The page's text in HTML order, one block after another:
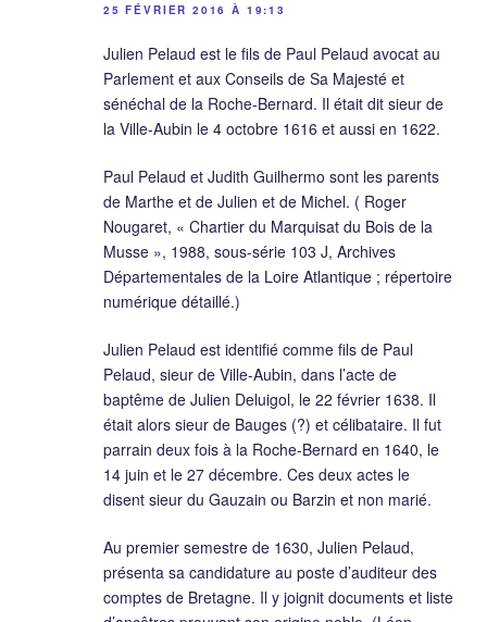
25 FÉVRIER 2016 À 19:13
Julien Pelaud est le fils de Paul Pelaud avocat au
Parlement et aux Conseils de Sa Majesté et
sénéchal de la Roche-Bernard. Il était dit sieur de
la Ville-Aubin le 4 octobre 1616 et aussi en 1622.
Paul Pelaud et Judith Guilhermo sont les parents
de Marthe et de Julien et de Michel. ( Roger
Nougaret, « Chartier du Marquisat du Bois de la
Musse », 1988, sous-série 103 J, Archives
Départementales de la Loire Atlantique ; répertoire
numérique détaillé.)
Julien Pelaud est identifié comme fils de Paul
Pelaud, sieur de Ville-Aubin, dans l’acte de
baptême de Julien Deluigol, le 22 février 1638. Il
était alors sieur de Bauges (?) et célibataire. Il fut
parrain deux fois à la Roche-Bernard en 1640, le
14 juin et le 27 décembre. Ces deux actes le
disent sieur du Gauzain ou Barzin et non marié.
Au premier semestre de 1630, Julien Pelaud,
présenta sa candidature au poste d’auditeur des
comptes de Bretagne. Il y joignit documents et liste